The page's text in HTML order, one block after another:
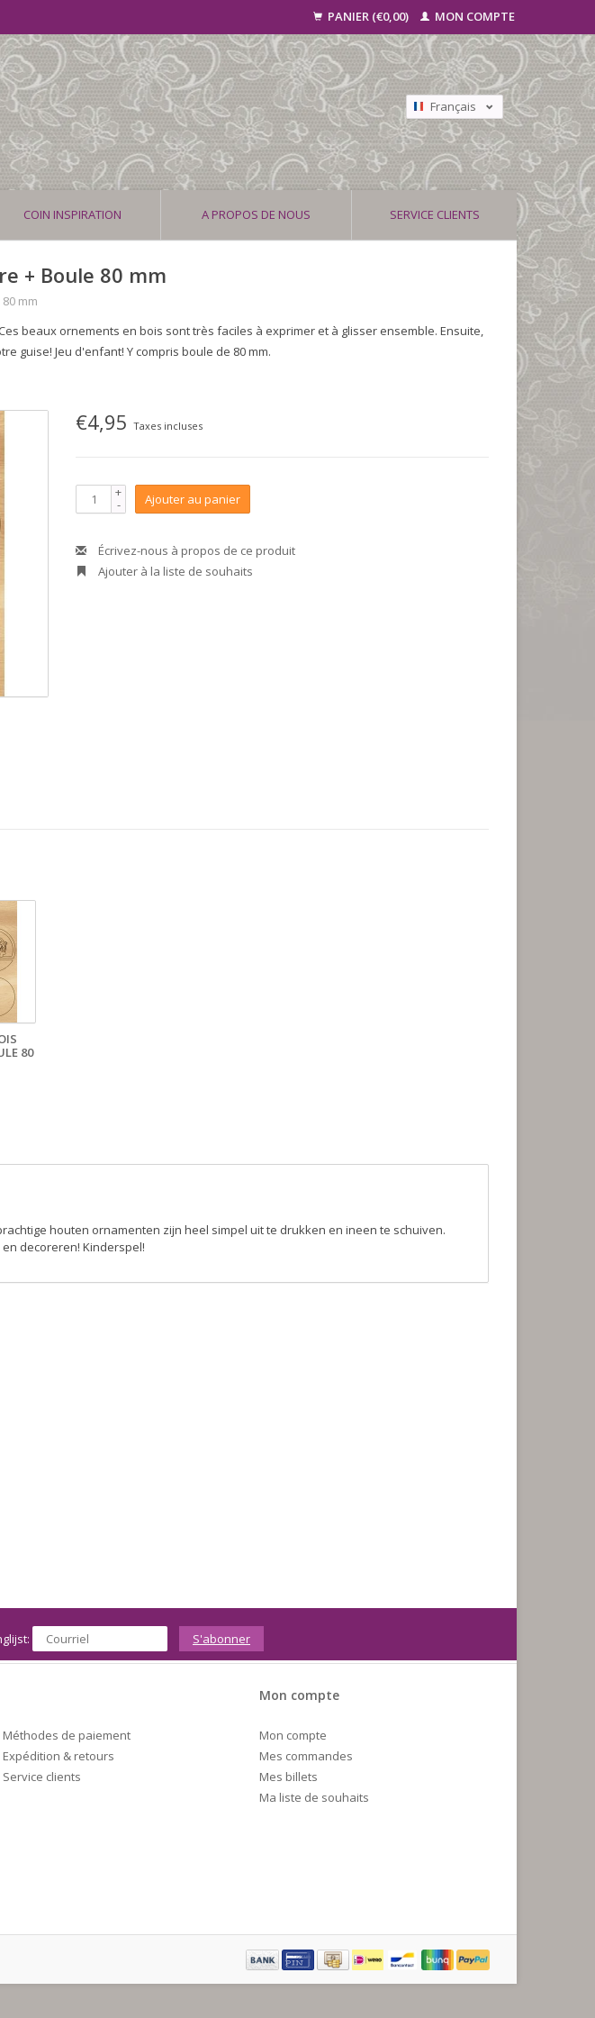
PANIER (€0,00) MON COMPTE
Français
Nederlands
Deutsch
COIN INSPIRATION A PROPOS DE NOUS SERVICE CLIENTS
+ Boule 80 mm
mm
beaux ornements en bois sont très faciles à exprimer et à glisser ensemble. Ensuite,
guise! Jeu d'enfant! Y compris boule de 80 mm.
€4,95Taxes incluses
+
- Ajouter au panier
Écrivez-nous à propos de ce produit
Ajouter à la liste de souhaits
80
houten ornamenten zijn heel simpel uit te drukken en ineen te schuiven.
decoreren! Kinderspel!
S'abonner
Méthodes de paiement
Expédition & retours
Service clients
Mon compte
Mon compte
Mes commandes
Mes billets
Ma liste de souhaits